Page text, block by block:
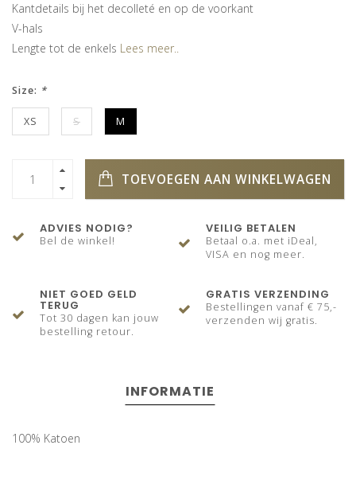
Kantdetails bij het decolleté en op de voorkant
V-hals
Lengte tot de enkels Lees meer..
Size: *
XS S M
TOEVOEGEN AAN WINKELWAGEN
ADVIES NODIG?
Bel de winkel!
VEILIG BETALEN
Betaal o.a. met iDeal,
VISA en nog meer.
NIET GOED GELD
TERUG
Tot 30 dagen kan jouw
bestelling retour.
GRATIS VERZENDING
Bestellingen vanaf € 75,-
verzenden wij gratis.
INFORMATIE
100% Katoen